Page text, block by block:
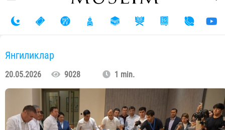
Янгиликлар
20.05.2026 9028 1 min.